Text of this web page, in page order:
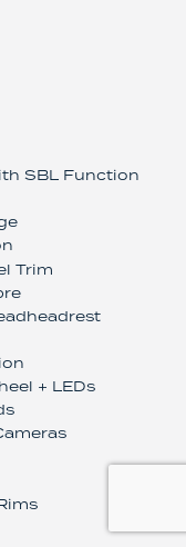
SBL Function
Trim
+ LEDs